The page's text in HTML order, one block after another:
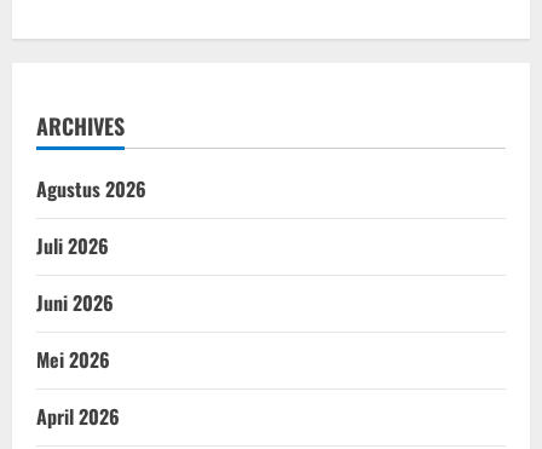
ARCHIVES
Agustus 2026
Juli 2026
Juni 2026
Mei 2026
April 2026